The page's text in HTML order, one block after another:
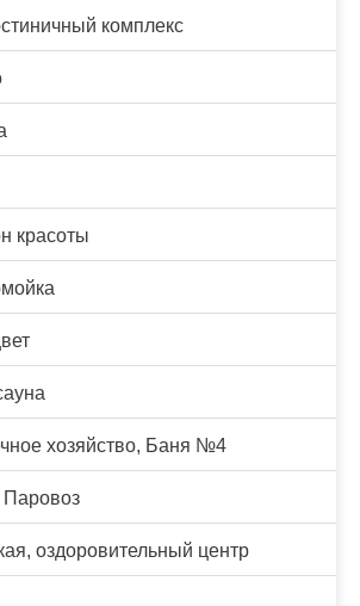
комплекс
красоты
хозяйство, Баня №4
оздоровительный центр